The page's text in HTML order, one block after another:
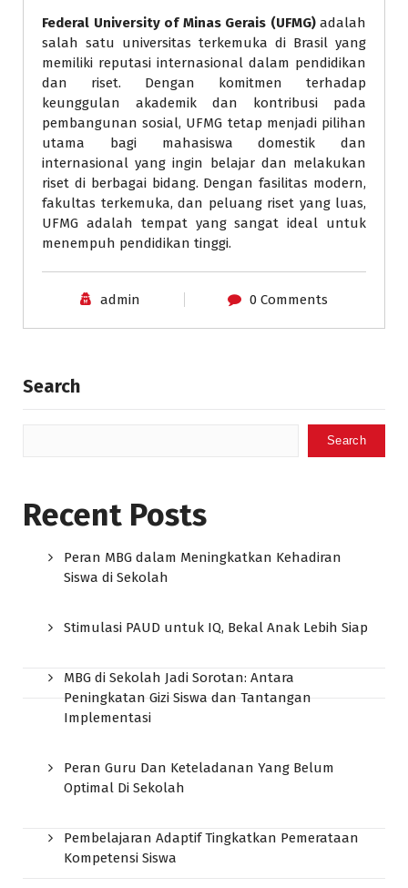
Federal University of Minas Gerais (UFMG)adalah
salah satu universitas terkemuka di Brasil yang
memiliki reputasi internasional dalam pendidikan
dan riset. Dengan komitmen terhadap
keunggulan akademik dan kontribusi pada
pembangunan sosial, UFMG tetap menjadi pilihan
utama bagi mahasiswa domestik dan
internasional yang ingin belajar dan melakukan
riset di berbagai bidang. Dengan fasilitas modern,
fakultas terkemuka, dan peluang riset yang luas,
UFMG adalah tempat yang sangat ideal untuk
menempuh pendidikan tinggi.
admin 0 Comments
Search
Search
Recent Posts
Peran MBG dalam Meningkatkan Kehadiran
Siswa di Sekolah
Stimulasi PAUD untuk IQ, Bekal Anak Lebih Siap
MBG di Sekolah Jadi Sorotan: Antara
Peningkatan Gizi Siswa dan Tantangan
Implementasi
Peran Guru Dan Keteladanan Yang Belum
Optimal Di Sekolah
Pembelajaran Adaptif Tingkatkan Pemerataan
Kompetensi Siswa